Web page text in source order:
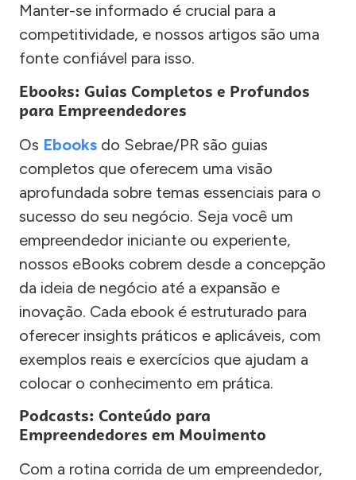
Manter-se informado é crucial para a
competitividade, e nossos artigos são uma
fonte confiável para isso.
Ebooks: Guias Completos e Profundos
para Empreendedores
Os Ebooks do Sebrae/PR são guias
completos que oferecem uma visão
aprofundada sobre temas essenciais para o
sucesso do seu negócio. Seja você um
empreendedor iniciante ou experiente,
nossos eBooks cobrem desde a concepção
da ideia de negócio até a expansão e
inovação. Cada ebook é estruturado para
oferecer insights práticos e aplicáveis, com
exemplos reais e exercícios que ajudam a
colocar o conhecimento em prática.
Podcasts: Conteúdo para
Empreendedores em Movimento
Com a rotina corrida de um empreendedor,